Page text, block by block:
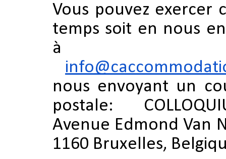
Vous pouvez exercer
temps soit en nous
à
nous envoyant un
postale:
Avenue Edmond Van
1160 Bruxelles,